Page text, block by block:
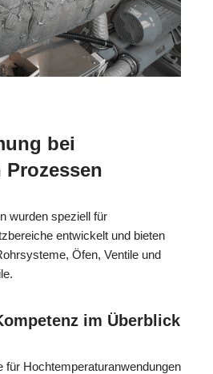
bei
wurden speziell für
entwickelt und bieten
Öfen, Ventile und
im Überblick
für Hochtemperaturanwendungen